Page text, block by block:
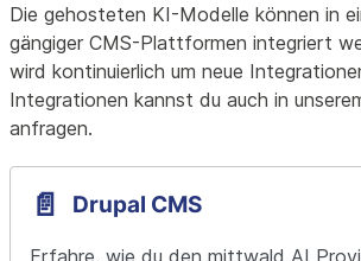
Die gehosteten KI-Modelle können in
gängiger CMS-Plattformen integriert
wird kontinuierlich um neue
Integrationen kannst du auch in
anfragen.
📄️ Drupal CMS
Erfahre, wie du den mittwald AI